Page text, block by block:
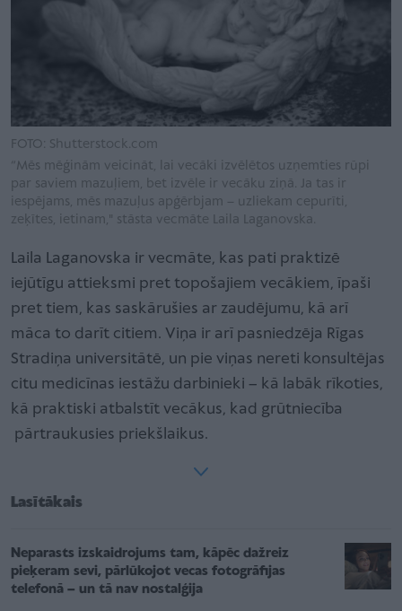
FOTO: Shutterstock.com
“Mēs mēģinām veicināt, lai vecāki izvēlētos uzņemties rūpi
par saviem mazuļiem, bet izvēle ir vecāku ziņā. Ja tas ir
iespējams, mēs mazuļus apģērbjam – uzliekam cepurīti,
zeķītes, ietinam," stāsta vecmāte Laila Laganovska.
Laila Laganovska ir vecmāte, kas pati praktizē
iejūtīgu attieksmi pret topošajiem vecākiem, īpaši
pret tiem, kas saskārušies ar zaudējumu, kā arī
māca to darīt citiem. Viņa ir arī pasniedzēja Rīgas
Stradiņa universitātē, un pie viņas nereti konsultējas
citu medicīnas iestāžu darbinieki – kā labāk rīkoties,
kā praktiski atbalstīt vecākus, kad grūtniecība
pārtraukusies priekšlaikus.
Lasītākais
Neparasts izskaidrojums tam, kāpēc dažreiz
pieķeram sevi, pārlūkojot vecas fotogrāfijas
telefonā – un tā nav nostalģija